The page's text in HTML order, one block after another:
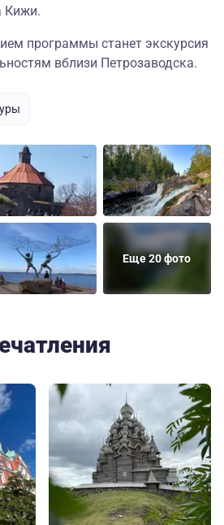
Кижи.
программы станет экскурсия
вблизи Петрозаводска.
Еще 20 фото